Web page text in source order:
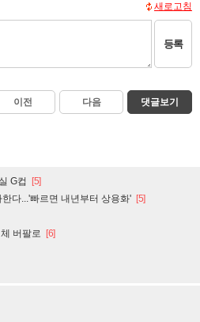
새로고침
등록
이전 다음 댓글보기
G컵 [5]
다...'빠르면 내년부터 상용화' [5]
버팔로 [6]